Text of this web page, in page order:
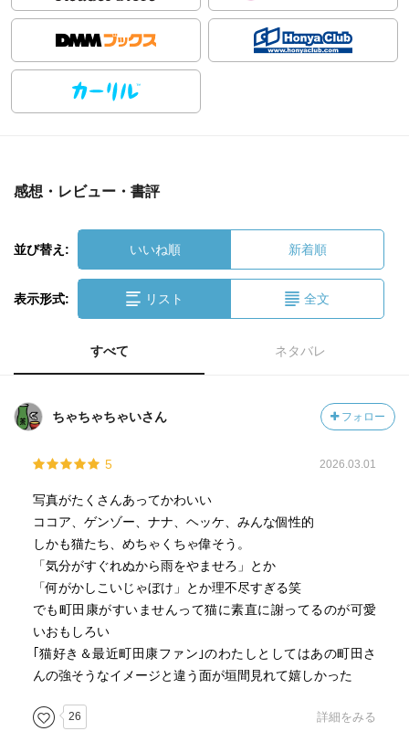
感想・レビュー・書評
並び替え: いいね順 新着順
表示形式: リスト 全文
すべて ネタバレ
ちゃちゃちゃいさん フォロー
5 2026.03.01
写真がたくさんあってかわいい
ココア、ゲンゾー、ナナ、ヘッケ、みんな個性的
しかも猫たち、めちゃくちゃ偉そう。
「気分がすぐれぬから雨をやませろ」とか
「何がかしこいじゃぼけ」とか理不尽すぎる笑
でも町田康がすいませんって猫に素直に謝ってるのが可愛
いおもしろい
｢猫好き＆最近町田康ファン｣のわたしとしてはあの町田さ
んの強そうなイメージと違う面が垣間見れて嬉しかった
26 詳細をみる